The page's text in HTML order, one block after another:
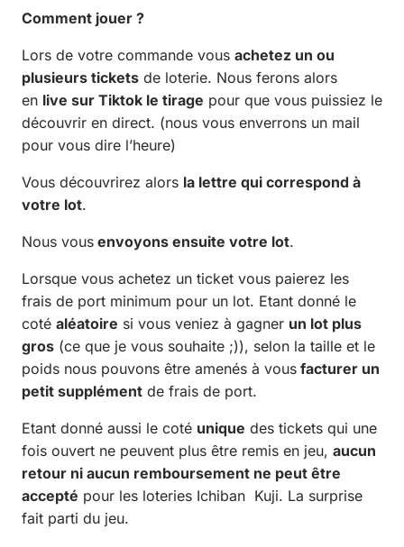
Comment jouer ?
Lors de votre commande vous achetez un ou
plusieurs tickets de loterie. Nous ferons alors
en live sur Tiktok le tirage pour que vous puissiez le
découvrir en direct. (nous vous enverrons un mail
pour vous dire l’heure)
Vous découvrirez alors la lettre qui correspond à
votre lot.
Nous vous envoyons ensuite votre lot.
Lorsque vous achetez un ticket vous paierez les
frais de port minimum pour un lot. Etant donné le
coté aléatoire si vous veniez à gagner un lot plus
gros (ce que je vous souhaite ;)), selon la taille et le
poids nous pouvons être amenés à vous facturer un
petit supplément de frais de port.
Etant donné aussi le coté unique des tickets qui une
fois ouvert ne peuvent plus être remis en jeu, aucun
retour ni aucun remboursement ne peut être
accepté pour les loteries Ichiban Kuji. La surprise
fait parti du jeu.